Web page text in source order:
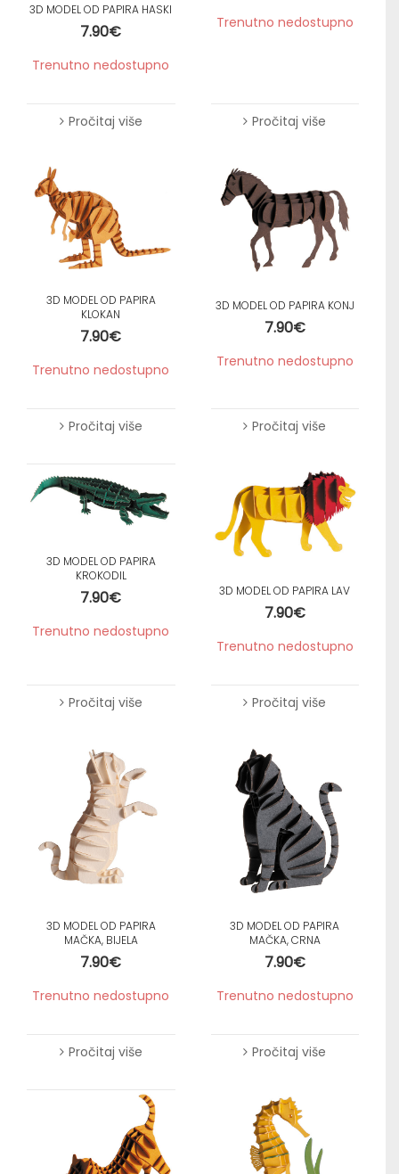
3D MODEL OD PAPIRA HASKI
7.90€
Trenutno nedostupno
Pročitaj više
Trenutno nedostupno
Pročitaj više
3D MODEL OD PAPIRA
KLOKAN
7.90€
Trenutno nedostupno
Pročitaj više
3D MODEL OD PAPIRA KONJ
7.90€
Trenutno nedostupno
Pročitaj više
3D MODEL OD PAPIRA
KROKODIL
7.90€
Trenutno nedostupno
Pročitaj više
3D MODEL OD PAPIRA LAV
7.90€
Trenutno nedostupno
Pročitaj više
3D MODEL OD PAPIRA
MAČKA, BIJELA
7.90€
Trenutno nedostupno
Pročitaj više
3D MODEL OD PAPIRA
MAČKA, CRNA
7.90€
Trenutno nedostupno
Pročitaj više